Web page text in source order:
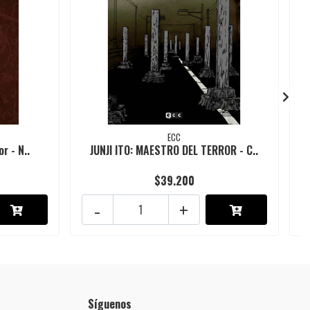
- N..
ECC
JUNJI ITO: MAESTRO DEL TERROR - C..
$39.200
+
-
Síguenos